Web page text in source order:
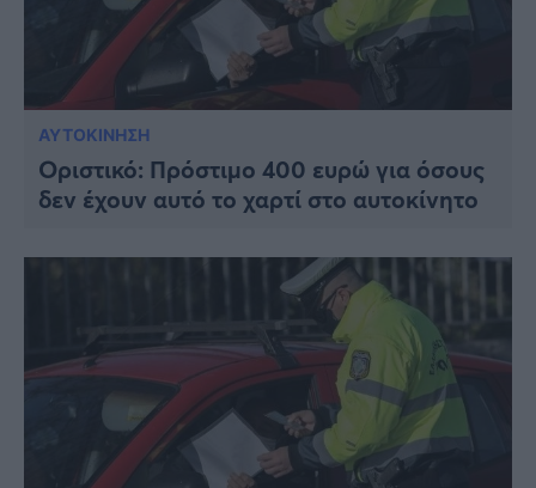
ΑΥΤΟΚΙΝΗΣΗ
Οριστικό: Πρόστιμο 400 ευρώ για όσους
δεν έχουν αυτό το χαρτί στο αυτοκίνητο